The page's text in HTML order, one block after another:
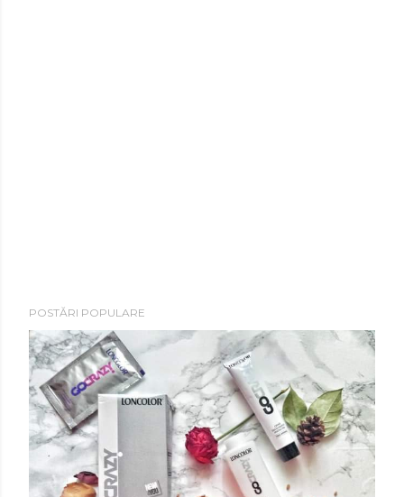
POSTĂRI POPULARE